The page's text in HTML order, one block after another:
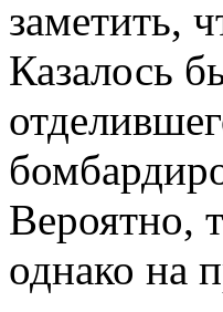
заметить,
Казалось
Вероятно,
однако на